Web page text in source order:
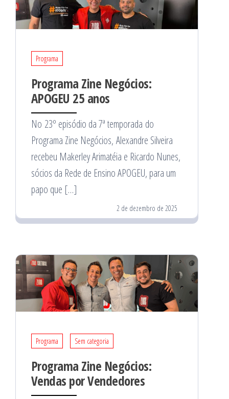
Programa
Programa Zine Negócios:
APOGEU 25 anos
No 23º episódio da 7ª temporada do
Programa Zine Negócios, Alexandre Silveira
recebeu Makerley Arimatéia e Ricardo Nunes,
sócios da Rede de Ensino APOGEU, para um
papo que […]
2 de dezembro de 2025
Programa Sem categoria
Programa Zine Negócios:
Vendas por Vendedores